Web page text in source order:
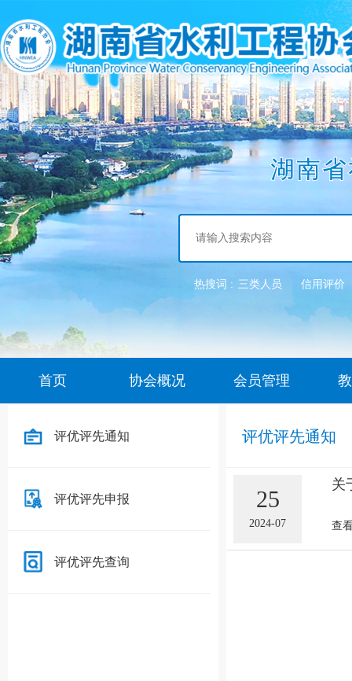
湖南
热搜词 : 三类人员 信用评价
首页 协会概况 会员管理
评优评先通知
评优评先申报
评优评先查询
评优评先通知
25
2024-07
关
查